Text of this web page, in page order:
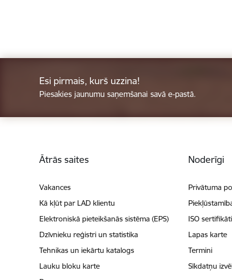
Esi pirmais, kurš uzzina!
Piesakies jaunumu saņemšanai savā e-pastā.
Ātrās saites
Vakances
Kā kļūt par LAD klientu
Elektroniskā pieteikšanās sistēma (EPS)
Dzīvnieku reģistri un statistika
Tehnikas un iekārtu katalogs
Lauku bloku karte
Noderīgi
Privātuma
ISO sertifikāti
Lapas karte
Termini
Sīkdatņu